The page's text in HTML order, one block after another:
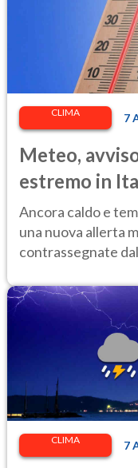
CLIMA 7
Meteo,
estremo in
le città a
Salute
Ancora caldo e
una nuova allerta
contrassegnate
CLIMA 7